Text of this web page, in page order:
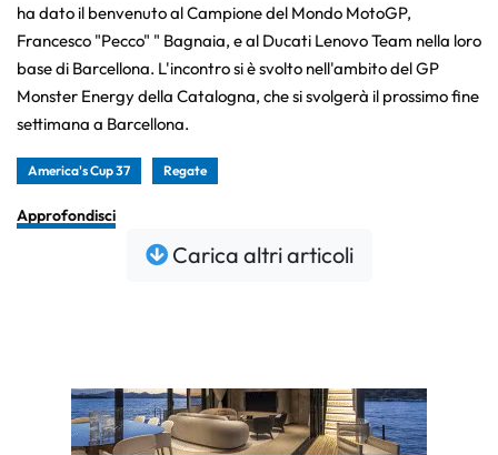
ha dato il benvenuto al Campione del Mondo MotoGP,
Francesco "Pecco" " Bagnaia, e al Ducati Lenovo Team nella loro
base di Barcellona. L'incontro si è svolto nell'ambito del GP
Monster Energy della Catalogna, che si svolgerà il prossimo fine
settimana a Barcellona.
America's Cup 37 Regate
Approfondisci
Carica altri articoli